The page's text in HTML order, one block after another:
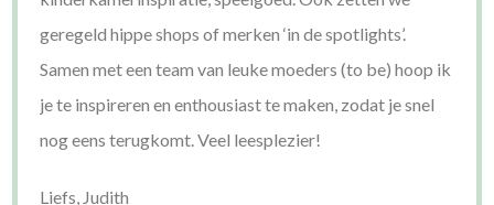
geregeld hippe shops of merken ‘in de spotlights’.
Samen met een team van leuke moeders (to be) hoop ik
je te inspireren en enthousiast te maken, zodat je snel
nog eens terugkomt. Veel leesplezier!
Liefs, Judith